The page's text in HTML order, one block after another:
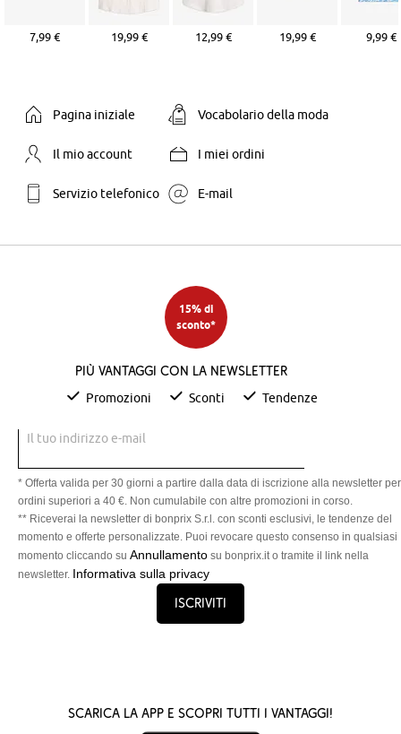
7,99 € 19,99 € 12,99 € 19,99 € 9,99 €
Pagina iniziale Vocabolario della moda
Il mio account I miei ordini
Servizio telefonico E-mail
15% di
sconto*
Più vantaggi con la newsletter
Promozioni Sconti Tendenze
Il tuo indirizzo e-mail
* Offerta valida per 30 giorni a partire dalla data di iscrizione alla newsletter per
ordini superiori a 40 €. Non cumulabile con altre promozioni in corso.
** Riceverai la newsletter di bonprix S.r.l. con sconti esclusivi, le tendenze del
momento e offerte personalizzate. Puoi revocare questo consenso in qualsiasi
momento cliccando su Annullamento su bonprix.it o tramite il link nella
newsletter. Informativa sulla privacy
Iscriviti
Scarica la App e scopri tutti i vantaggi!